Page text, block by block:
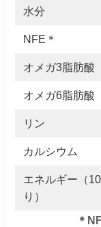
水分
NFE＊
オメガ3脂肪酸
オメガ6脂肪酸
リン
カルシウム
エネルギー（
り）
＊